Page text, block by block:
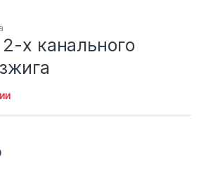
х канального